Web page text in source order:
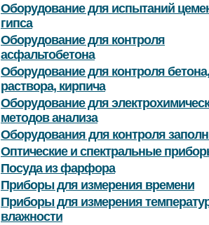
Оборудование для испытаний
гипса
Оборудование для контроля
асфальтобетона
Оборудование для контроля бетона,
раствора, кирпича
Оборудование для
методов анализа
Оборудования для контроля
Оптические и спектральные
Посуда из фарфора
Приборы для измерения времени
Приборы для измерения
влажности